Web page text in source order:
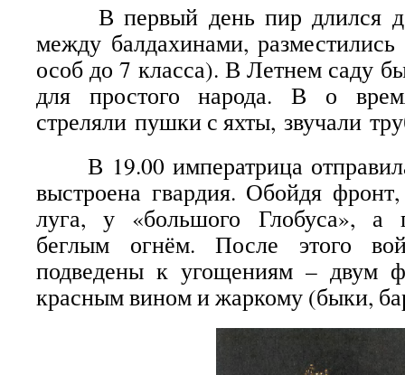
В первый день пир длился до
между балдахинами,
особ до 7 класса). В Летнем саду
для простого народа. В о
стреляли пушки с яхты, звучали
В 19.00 императрица
выстроена гвардия. Обойдя
луга, у «большого Глобуса», а
беглым огнём. После этого
подведены к угощениям – двум
красным вином и жаркому (быки,